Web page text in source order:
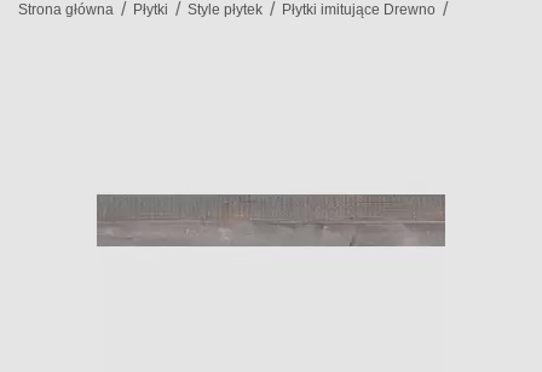
Strona główna / Płytki / Style płytek / Płytki imitujące Drewno /